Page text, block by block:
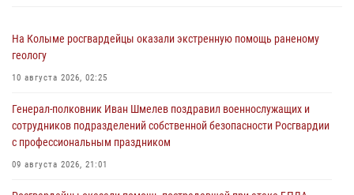
На Колыме росгвардейцы оказали экстренную помощь раненому
геологу
10 августа 2026, 02:25
Генерал-полковник Иван Шмелев поздравил военнослужащих и
сотрудников подразделений собственной безопасности Росгвардии
с профессиональным праздником
09 августа 2026, 21:01